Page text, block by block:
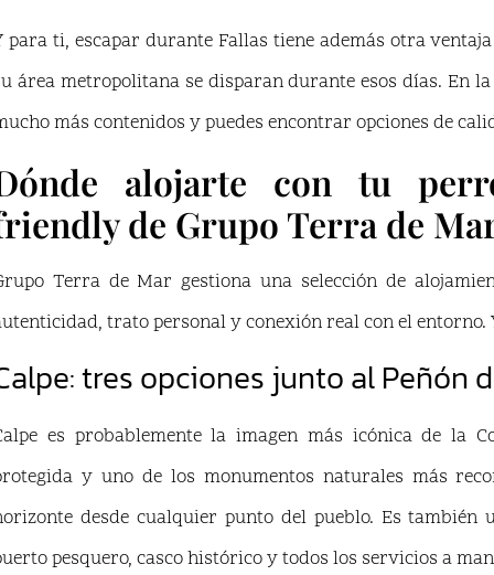
para ti, escapar durante Fallas tiene además otra
área metropolitana se disparan durante esos días. En
más contenidos y puedes encontrar opciones de
alojarte con tu
de Grupo Terra de
Terra de Mar gestiona una selección de
trato personal y conexión real con el entorno.
tres opciones junto al Peñón
es probablemente la imagen más icónica de la
y uno de los monumentos naturales más
desde cualquier punto del pueblo. Es también
pesquero, casco histórico y todos los servicios a